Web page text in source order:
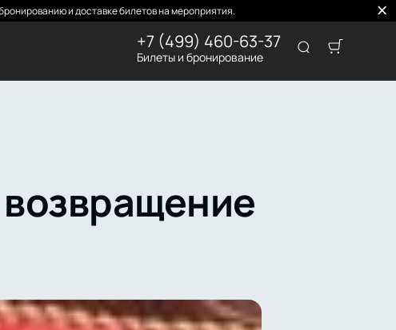
и доставке билетов на мероприятия.
+7 (499) 460-63-37
Билеты и бронирование